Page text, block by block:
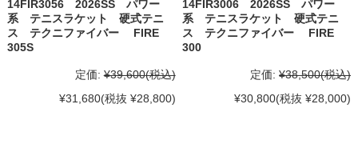
14FIR3056 2026SS パワー
系 テニスラケット 硬式テニ
ス テクニファイバー FIRE
305S
定価: ¥39,600(税込)
¥31,680(税抜 ¥28,800)
14FIR3006 2026SS パワー
系 テニスラケット 硬式テニ
ス テクニファイバー FIRE
300
定価: ¥38,500(税込)
¥30,800(税抜 ¥28,000)